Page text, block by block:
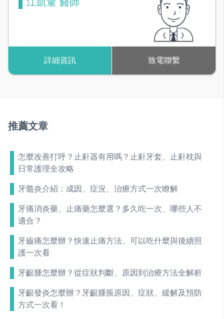
詳細資訊 致電聯繫
推薦文章
怎麼改善打呼？止鼾器有用嗎？止鼾牙套、止鼾枕與
日常護理全攻略
牙髓炎介紹：成因、症況、治療方式一次瞭解
牙痛消炎藥、止痛藥怎麼選？多久吃一次、哪些人不
適合？
牙齒痛怎麼辦？快速止痛方法、可以吃什麼與後續照
護一次看
牙齦腫怎麼辦？從症狀判斷、原因到治療方法全解析
牙齦發炎怎麼辦？牙齦腫脹原因、症狀、緩解及預防
方式一次看！